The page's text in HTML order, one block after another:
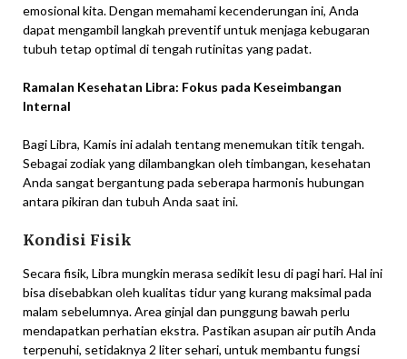
emosional kita. Dengan memahami kecenderungan ini, Anda
dapat mengambil langkah preventif untuk menjaga kebugaran
tubuh tetap optimal di tengah rutinitas yang padat.
Ramalan Kesehatan Libra: Fokus pada Keseimbangan
Internal
Bagi Libra, Kamis ini adalah tentang menemukan titik tengah.
Sebagai zodiak yang dilambangkan oleh timbangan, kesehatan
Anda sangat bergantung pada seberapa harmonis hubungan
antara pikiran dan tubuh Anda saat ini.
Kondisi Fisik
Secara fisik, Libra mungkin merasa sedikit lesu di pagi hari. Hal ini
bisa disebabkan oleh kualitas tidur yang kurang maksimal pada
malam sebelumnya. Area ginjal dan punggung bawah perlu
mendapatkan perhatian ekstra. Pastikan asupan air putih Anda
terpenuhi, setidaknya 2 liter sehari, untuk membantu fungsi